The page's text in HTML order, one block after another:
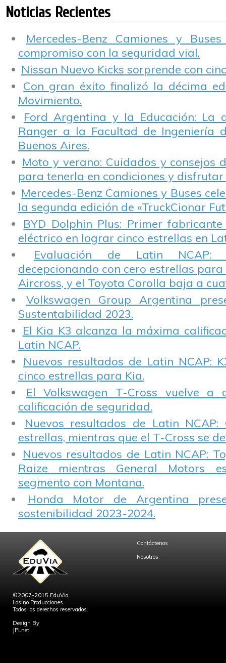
Noticias Recientes
Mercedes-Benz Camiones y
compromiso con la seguridad vial.
Nissan Nuevo Kicks sorprende con
Con gran éxito finalizó la décima
Movimiento.
Ford Argentina y la Educación: La
Ranger a la Facultad de Ingeniería
Buenos Aires.
Moto y verano: Cuidados y consejos
para tenerla en condiciones y disfrutar
Mercedes-Benz Camiones y Buses
la segunda edición de «TruckCionar
BYD Dolphin Plus: Primer
eléctrico en lograr cinco estrellas en
Evaluación de Latin NCAP:
decepcionando con cero estrellas para
Aircross, y el Toyota Corolla baja a
Volkswagen Group Argentina
Sustentabilidad 2023.
El Kia K3 alcanza la máxima
Latin NCAP.
Nuevos resultados de Latin NCAP:
cinco estrellas para Kia.
El Volkswagen T-Cross vuelve a
calificación de seguridad.
Nuevos resultados de Latin NCAP:
estrellas, mientras que el T-Cross se
Nuevos resultados de Latin NCAP:
Raize mientras General Motors
segmento con Montana.
Honda Motor de Argentina
sostenibilidad 2023-2024.
©2007-2015 EduVia
Losino Producciones
Todos los derechos reservados.
Design By
JPLnet
Contáctenos
Nosotros